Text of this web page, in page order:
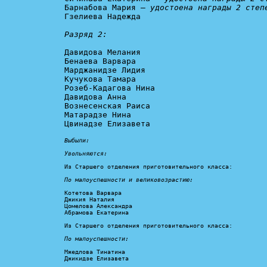
Барнабова Мария – удостоена награды 2
Гзелиева Надежда
Разряд 2:
Давидова Мелания
Бенаева Варвара
Марджанидзе Лидия
Кучукова Тамара
Розеб-Кадагова Нина
Давидова Анна
Вознесенская Раиса
Матарадзе Нина
Цвинадзе Елизавета
Выбыли:
Увольняются:
Из Старшего отделения приготовительного класса:
По малоуспешности и великовозрастию:
Котетова Варвара
Джикия Наталия
Цомелова Александра
Абрамова Екатерина
Из Старшего отделения приготовительного класса:
По малоуспешности:
Мжедлова Тинатина
Джикидзе Елизавета